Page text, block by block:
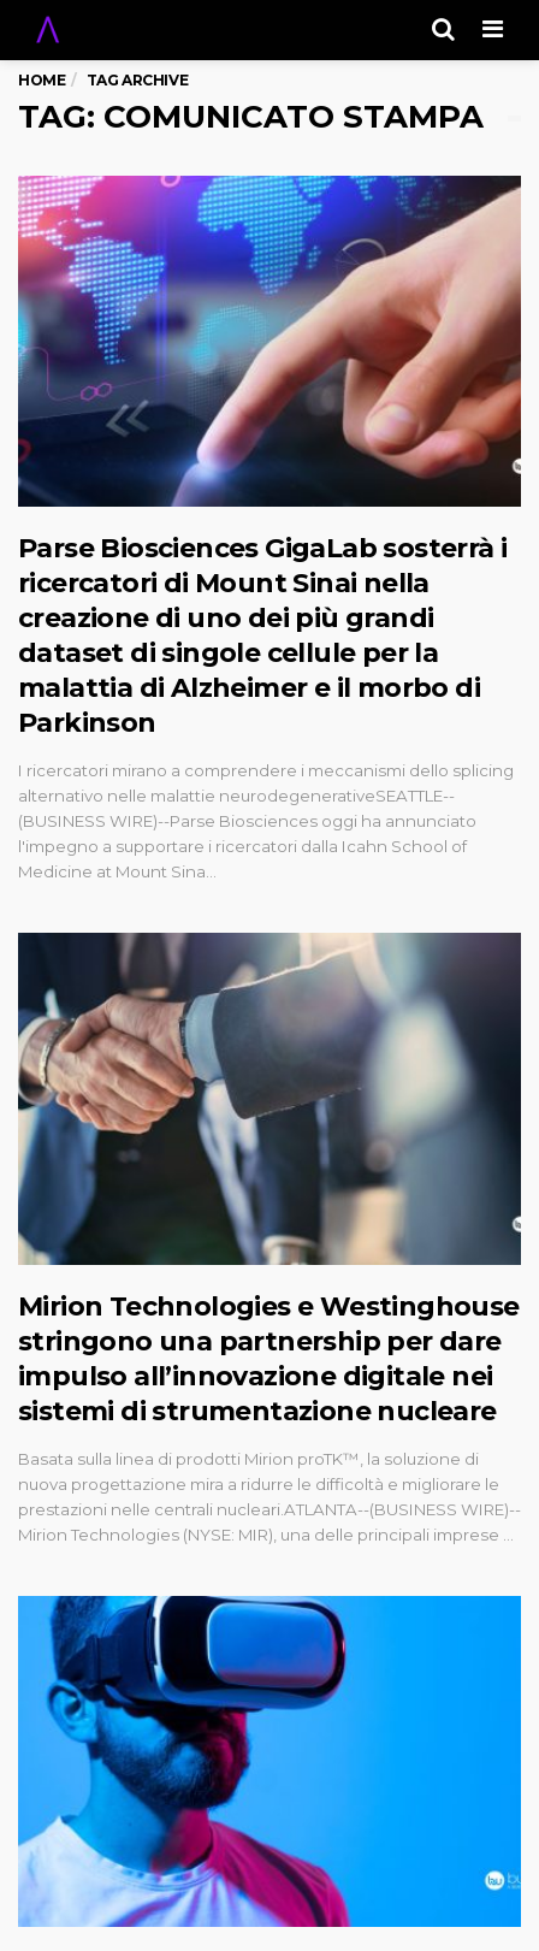
HOME TAG ARCHIVE
TAG: COMUNICATO STAMPA
Parse Biosciences GigaLab sosterrà i
ricercatori di Mount Sinai nella
creazione di uno dei più grandi
dataset di singole cellule per la
malattia di Alzheimer e il morbo di
Parkinson
I ricercatori mirano a comprendere i meccanismi dello splicing
alternativo nelle malattie neurodegenerativeSEATTLE--
(BUSINESS WIRE)--Parse Biosciences oggi ha annunciato
l'impegno a supportare i ricercatori dalla Icahn School of
Medicine at Mount Sina...
Mirion Technologies e Westinghouse
stringono una partnership per dare
impulso all’innovazione digitale nei
sistemi di strumentazione nucleare
Basata sulla linea di prodotti Mirion proTK™, la soluzione di
nuova progettazione mira a ridurre le difficoltà e migliorare le
prestazioni nelle centrali nucleari.ATLANTA--(BUSINESS WIRE)--
Mirion Technologies (NYSE: MIR), una delle principali imprese ...